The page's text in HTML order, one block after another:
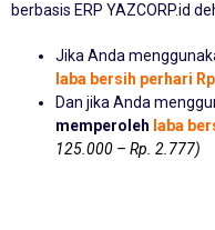
berbasis ERP YAZCORP.id
Jika Anda
laba bersih perhari
Dan jika Anda
memperoleh laba
125.000 – Rp. 2.777)